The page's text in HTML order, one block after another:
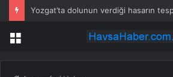
Yozgat’ta dolunun verdiği hasarın
Menü